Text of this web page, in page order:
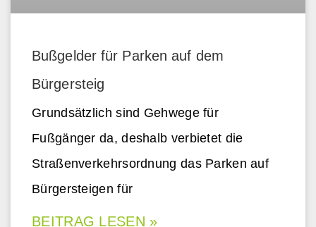
Bußgelder für Parken auf dem
Bürgersteig
Grundsätzlich sind Gehwege für
Fußgänger da, deshalb verbietet die
Straßenverkehrsordnung das Parken auf
Bürgersteigen für
BEITRAG LESEN »